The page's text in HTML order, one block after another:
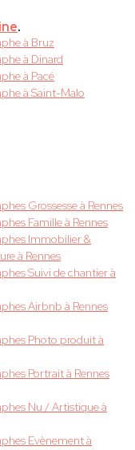
.
à Bruz
à Dinard
à Pacé
à Saint-Malo
Grossesse à Rennes
Famille à Rennes
Immobilier &
à Rennes
Suivi de chantier à
Airbnb à Rennes
Photo produit à
Portrait à Rennes
Nu / Artistique à
Evènement à